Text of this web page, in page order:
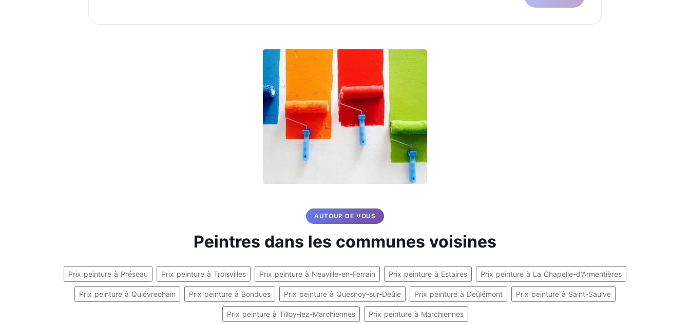
AUTOUR DE VOUS
Peintres dans les communes voisines
Prix peinture à Préseau Prix peinture à Troisvilles Prix peinture à Neuville-en-Ferrain Prix peinture à Estaires Prix peinture à La Chapelle-d'Armentières
Prix peinture à Quiévrechain Prix peinture à Bondues Prix peinture à Quesnoy-sur-Deûle Prix peinture à Deûlémont Prix peinture à Saint-Saulve
Prix peinture à Tilloy-lez-Marchiennes Prix peinture à Marchiennes